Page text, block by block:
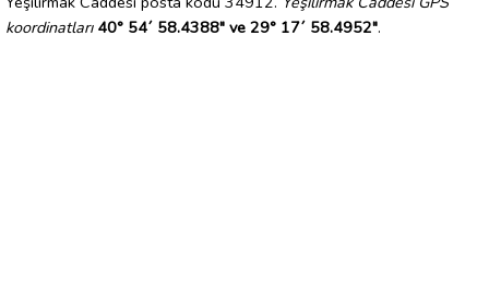
koordinatları 40° 54´ 58.4388" ve 29° 17´ 58.4952".